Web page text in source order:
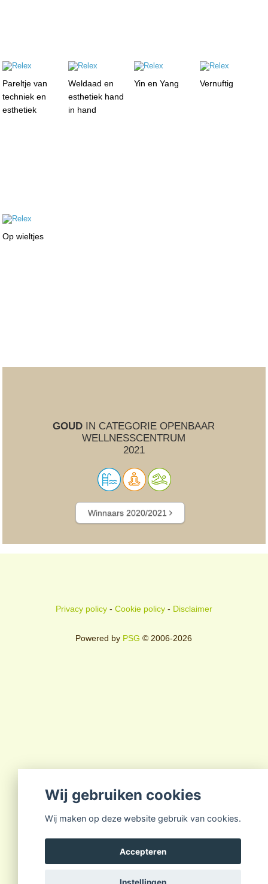
Pareltje van
techniek en
esthetiek
Weldaad en
esthetiek hand
in hand
Yin en Yang Vernuftig
Op wieltjes
GOUD IN CATEGORIE OPENBAAR
WELLNESSCENTRUM
2021
Winnaars 2020/2021
Privacy policy- Cookie policy- Disclaimer
Powered by PSG © 2006-2026
Wij gebruiken cookies
Wij maken op deze website gebruik van cookies.
Accepteren